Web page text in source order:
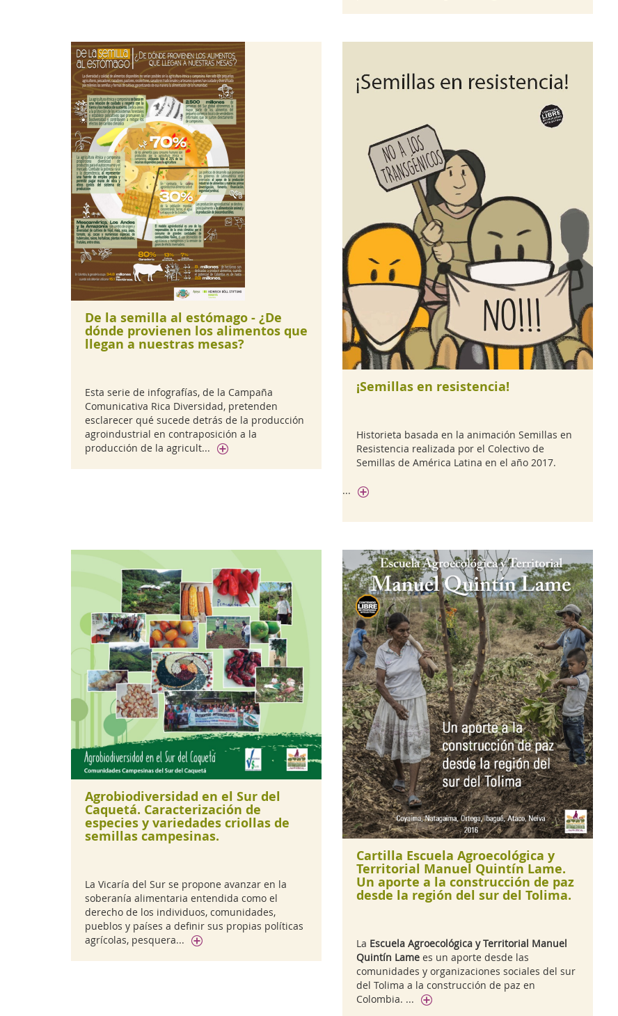
De la semilla al estómago - ¿De
dónde provienen los alimentos que
llegan a nuestras mesas?
Esta serie de infografías, de la Campaña
Comunicativa Rica Diversidad, pretenden
esclarecer qué sucede detrás de la producción
agroindustrial en contraposición a la
producción de la agricult...
¡Semillas en resistencia!
Historieta basada en la animación Semillas en
Resistencia realizada por el Colectivo de
Semillas de América Latina en el año 2017.
...
Agrobiodiversidad en el Sur del
Caquetá. Caracterización de
especies y variedades criollas de
semillas campesinas.
La Vicaría del Sur se propone avanzar en la
soberanía alimentaria entendida como el
derecho de los individuos, comunidades,
pueblos y países a definir sus propias políticas
agrícolas, pesquera...
Cartilla Escuela Agroecológica y
Territorial Manuel Quintín Lame.
Un aporte a la construcción de paz
desde la región del sur del Tolima.
La Escuela Agroecológica y Territorial Manuel
Quintín Lame es un aporte desde las
comunidades y organizaciones sociales del sur
del Tolima a la construcción de paz en
Colombia. ...